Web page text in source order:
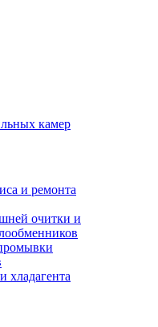
камер
и ремонта
очитки и
хладагента